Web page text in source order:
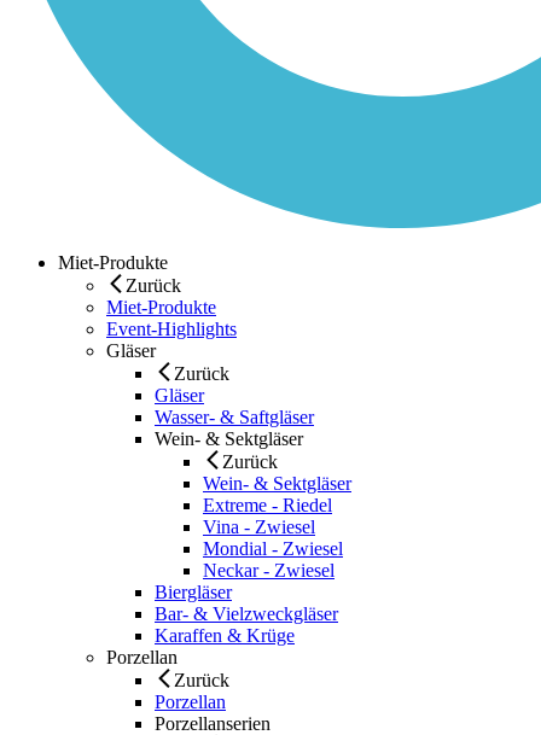
Miet-Produkte
Zurück
Miet-Produkte
Event-Highlights
Gläser
Zurück
Gläser
Wasser- & Saftgläser
Wein- & Sektgläser
Zurück
Wein- & Sektgläser
Extreme - Riedel
Vina - Zwiesel
Mondial - Zwiesel
Neckar - Zwiesel
Biergläser
Bar- & Vielzweckgläser
Karaffen & Krüge
Porzellan
Zurück
Porzellan
Porzellanserien